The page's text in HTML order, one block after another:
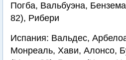
Погба, Вальбуэна,
82), Рибери
Испания: Вальдес,
Монреаль, Хави, Алонсо,